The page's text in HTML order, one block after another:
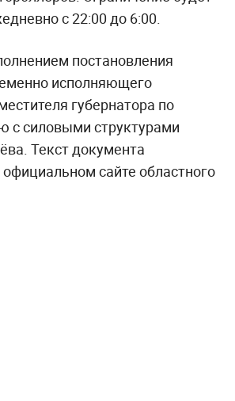
с 22:00 до 6:00.
постановления
исполняющего
губернатора по
с силовыми структурами
Текст документа
сайте областного